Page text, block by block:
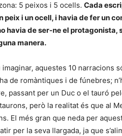
5 peixos i 5 ocells. Cada
peix i un ocell, i havia de fer un
havia de ser-ne el protagonista,
manera.
aquestes 10 narracions
de romàntiques i de fúnebres;
passant per un Duc o el tauró
però la realitat és que al
El més gran que neda per
per la seva llargada, ja que